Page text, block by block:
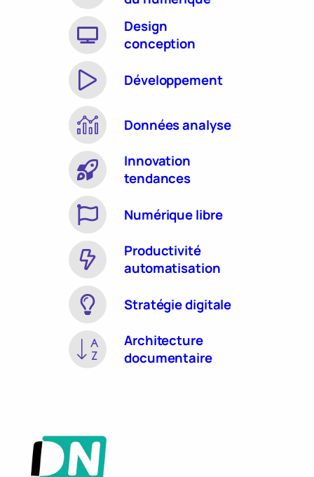
Design
conception
Développement
Données analyse
Innovation
tendances
Numérique libre
Productivité
automatisation
Stratégie digitale
Architecture
documentaire